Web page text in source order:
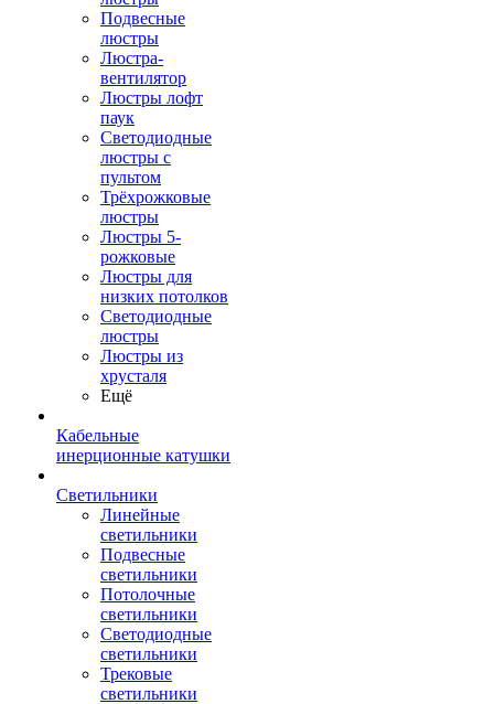
Подвесные
люстры
Люстра-
вентилятор
Люстры лофт
паук
Светодиодные
люстры с
пультом
Трёхрожковые
люстры
Люстры 5-
рожковые
Люстры для
низких потолков
Cветодиодные
люстры
Люстры из
хрусталя
Ещё
Кабельные
инерционные катушки
Светильники
Линейные
светильники
Подвесные
светильники
Потолочные
светильники
Светодиодные
светильники
Трековые
светильники